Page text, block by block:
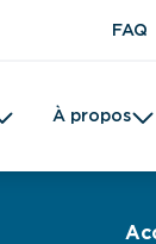
FAQ
À propos